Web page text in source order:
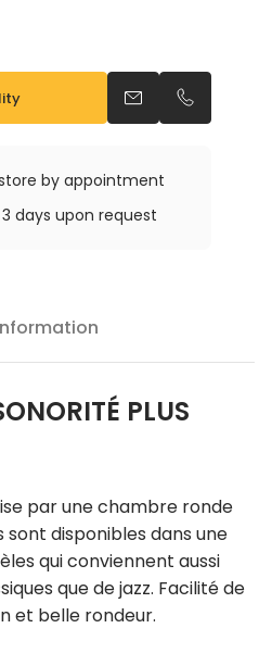
Send an email
Call us
by appointment
days upon request
PLUS
par une chambre ronde
disponibles dans une
qui conviennent aussi
que de jazz. Facilité de
et belle rondeur.